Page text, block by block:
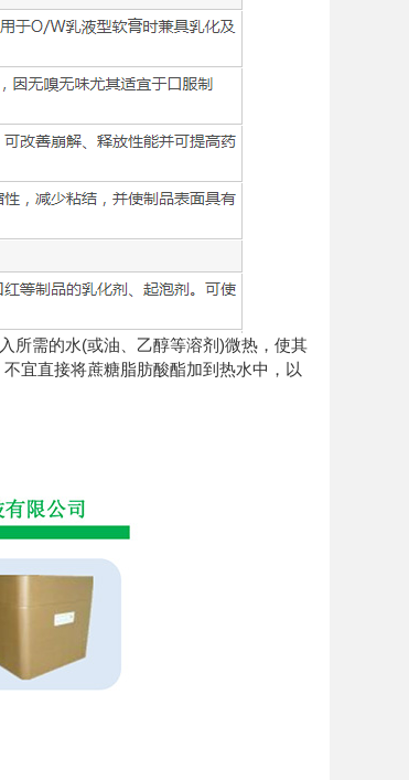
所需的水(或油、乙醇等溶剂)微热，使其
宜直接将蔗糖脂肪酸酯加到热水中，以